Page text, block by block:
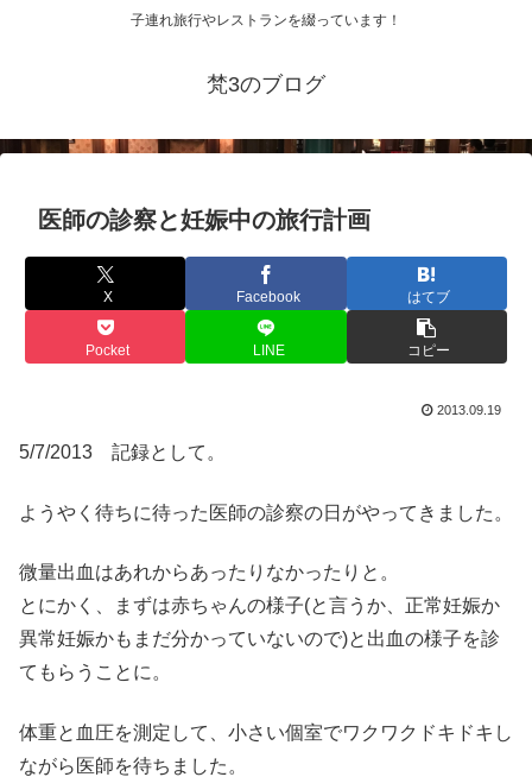
子連れ旅行やレストランを綴っています！
梵3のブログ
医師の診察と妊娠中の旅行計画
X Facebook はてブ
Pocket LINE コピー
2013.09.19
5/7/2013 記録として。
ようやく待ちに待った医師の診察の日がやってきました。
微量出血はあれからあったりなかったりと。
とにかく、まずは赤ちゃんの様子(と言うか、正常妊娠か
異常妊娠かもまだ分かっていないので)と出血の様子を診
てもらうことに。
体重と血圧を測定して、小さい個室でワクワクドキドキし
ながら医師を待ちました。